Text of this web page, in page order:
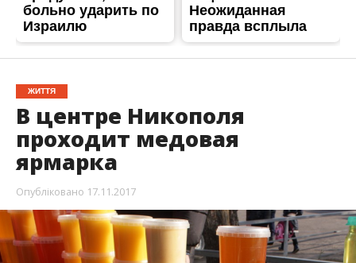
ЖИТТЯ
В центре Никополя
проходит медовая
ярмарка
Опубліковано 17.11.2017